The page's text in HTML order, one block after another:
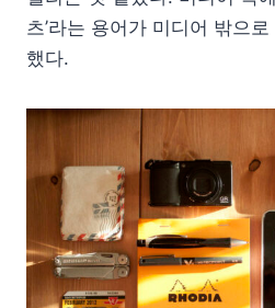
츠’라는 용어가 미디어 밖으
했다.